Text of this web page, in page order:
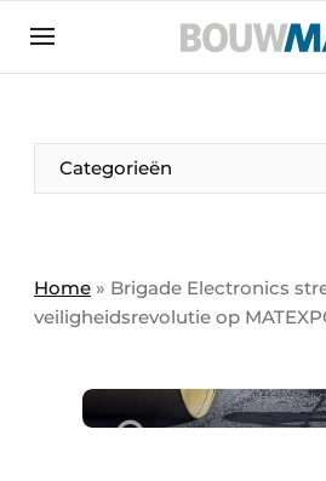
Aanmelden
Bedrijven
Bedrijven
Contact
Evenement aanmelden
Meest gelezen
Categorieën
Home » Brigade Electronics
veiligheidsrevolutie op